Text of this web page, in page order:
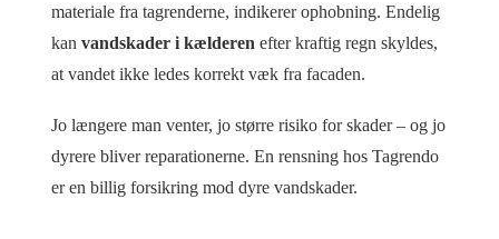
materiale fra tagrenderne, indikerer ophobning. Endelig
kan vandskader i kælderen efter kraftig regn skyldes,
at vandet ikke ledes korrekt væk fra facaden.
Jo længere man venter, jo større risiko for skader – og jo
dyrere bliver reparationerne. En rensning hos Tagrendo
er en billig forsikring mod dyre vandskader.